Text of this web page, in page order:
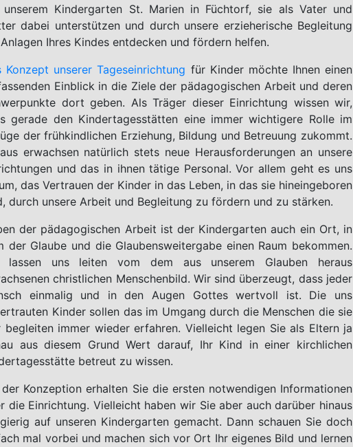
Kindergarten St. Marien in Füchtorf, sie als Vater und
dabei unterstützen und durch unsere erzieherische Begleitung
Ihres Kindes entdecken und fördern helfen.
Konzept unserer Tageseinrichtung für Kinder möchte Ihnen einen
Einblick in die Ziele der pädagogischen Arbeit und deren
dort geben. Als Träger dieser Einrichtung wissen wir,
gerade den Kindertagesstätten eine immer wichtigere Rolle im
der frühkindlichen Erziehung, Bildung und Betreuung zukommt.
erwachsen natürlich stets neue Herausforderungen an unsere
und das in ihnen tätige Personal. Vor allem geht es uns
das Vertrauen der Kinder in das Leben, in das sie hineingeboren
durch unsere Arbeit und Begleitung zu fördern und zu stärken.
der pädagogischen Arbeit ist der Kindergarten auch ein Ort, in
der Glaube und die Glaubensweitergabe einen Raum bekommen.
lassen uns leiten vom dem aus unserem Glauben heraus
christlichen Menschenbild. Wir sind überzeugt, dass jeder
einmalig und in den Augen Gottes wertvoll ist. Die uns
Kinder sollen das im Umgang durch die Menschen die sie
begleiten immer wieder erfahren. Vielleicht legen Sie als Eltern ja
aus diesem Grund Wert darauf, Ihr Kind in einer kirchlichen
betreut zu wissen.
Konzeption erhalten Sie die ersten notwendigen Informationen
die Einrichtung. Vielleicht haben wir Sie aber auch darüber hinaus
auf unseren Kindergarten gemacht. Dann schauen Sie doch
mal vorbei und machen sich vor Ort Ihr eigenes Bild und lernen